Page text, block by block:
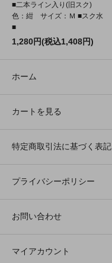
■二本ライン入り(旧スク)
色：紺 サイズ：Ｍ ■スク水
■
1,280円(税込1,408円)
ホーム
カートを見る
特定商取引法に基づく表記
プライバシーポリシー
お問い合わせ
マイアカウント